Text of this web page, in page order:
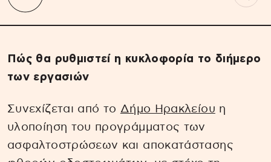
Πώς θα ρυθμιστεί η κυκλοφορία το διήμερο
των εργασιών
Συνεχίζεται από το Δήμο Ηρακλείου η
υλοποίηση του προγράμματος των
ασφαλτοστρώσεων και αποκατάστασης